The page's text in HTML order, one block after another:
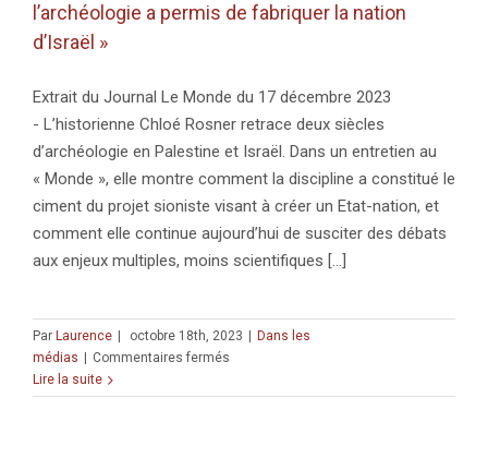
l’archéologie a permis de fabriquer la nation
d’Israël »
Extrait du Journal Le Monde du 17 décembre 2023
- L’historienne Chloé Rosner retrace deux siècles
d’archéologie en Palestine et Israël. Dans un entretien au
« Monde », elle montre comment la discipline a constitué le
ciment du projet sioniste visant à créer un Etat-nation, et
comment elle continue aujourd’hui de susciter des débats
aux enjeux multiples, moins scientifiques [...]
Par Laurence octobre 18th, 2023
Dans les
médias
Commentaires fermés
En
Lire la suite